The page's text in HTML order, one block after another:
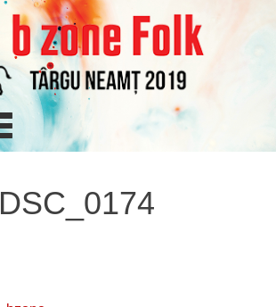
DSC_0174